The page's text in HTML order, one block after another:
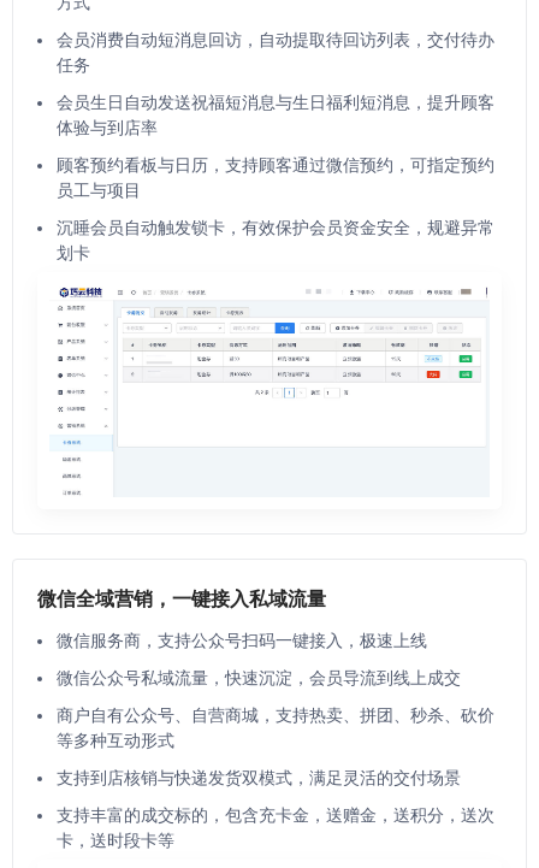
会员消费自动短消息回访，自动提取待回访列表，交付待办
任务
会员生日自动发送祝福短消息与生日福利短消息，提升顾客
体验与到店率
顾客预约看板与日历，支持顾客通过微信预约，可指定预约
员工与项目
沉睡会员自动触发锁卡，有效保护会员资金安全，规避异常
划卡
微信全域营销，一键接入私域流量
微信服务商，支持公众号扫码一键接入，极速上线
微信公众号私域流量，快速沉淀，会员导流到线上成交
商户自有公众号、自营商城，支持热卖、拼团、秒杀、砍价
等多种互动形式
支持到店核销与快递发货双模式，满足灵活的交付场景
支持丰富的成交标的，包含充卡金，送赠金，送积分，送次
卡，送时段卡等